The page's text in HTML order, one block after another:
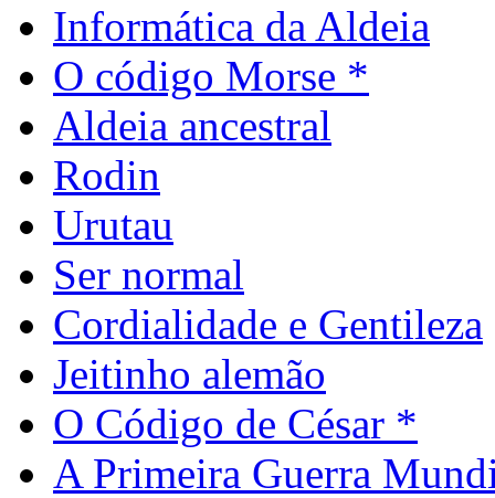
Informática da Aldeia
O código Morse *
Aldeia ancestral
Rodin
Urutau
Ser normal
Cordialidade e Gentileza
Jeitinho alemão
O Código de César *
A Primeira Guerra